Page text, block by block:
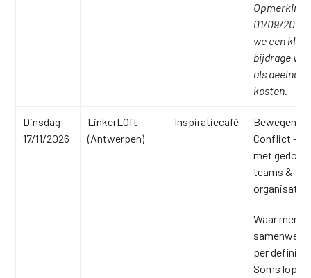
Opmerking:
01/09/2026
we een
bijdrage van
als
kosten.
Dinsdag
17/11/2026
LinkerLOft
(Antwerpen)
Inspiratiecafé
Bewegen in
Conflict –
met gedoe
teams &
Waar
per
Soms lopen